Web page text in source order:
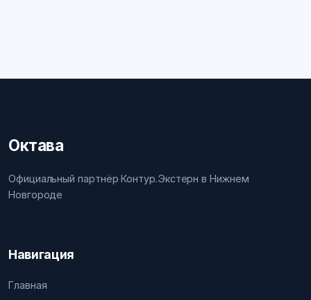
Октава
Официальный партнёр Контур.Экстерн в Нижнем
Новгороде
Навигация
Главная